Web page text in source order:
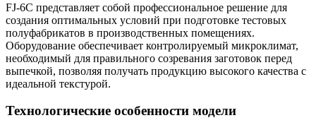
FJ-6C представляет собой профессиональное решение для
создания оптимальных условий при подготовке тестовых
полуфабрикатов в производственных помещениях.
Оборудование обеспечивает контролируемый микроклимат,
необходимый для правильного созревания заготовок перед
выпечкой, позволяя получать продукцию высокого качества с
идеальной текстурой.
Технологические особенности модели